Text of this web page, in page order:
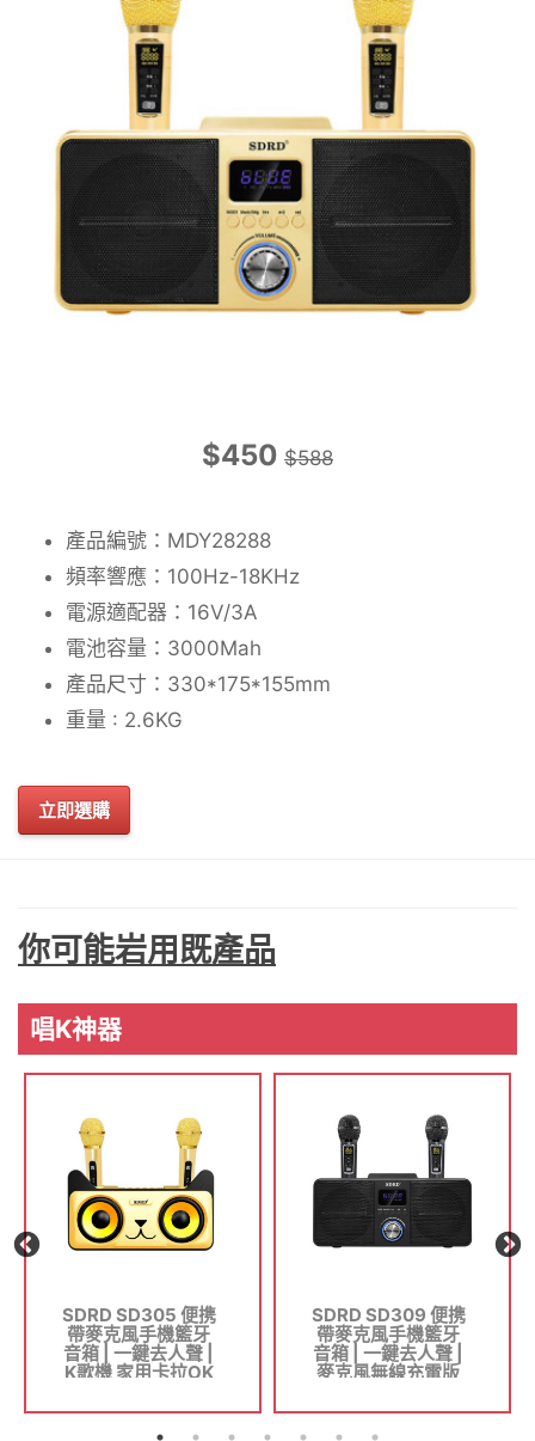
$450 $588
產品編號：MDY28288
頻率響應：100Hz-18KHz
電源適配器：16V/3A
電池容量：3000Mah
產品尺寸：330*175*155mm
重量 : 2.6KG
立即選購
你可能岩用既產品
唱K神器
SDRD SD305 便携
帶麥克風手機籃牙
音箱 | 一鍵去人聲 |
K歌機 家用卡拉OK
SDRD SD309 便携
帶麥克風手機籃牙
音箱 | 一鍵去人聲 |
麥克風無線充電版
機 唱K神器 - 黑色